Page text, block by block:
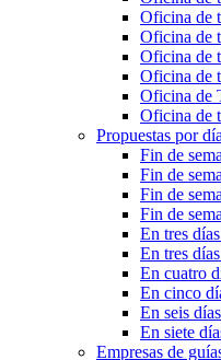
Oficina de
Oficina de
Oficina de
Oficina de
Oficina de
Oficina de
Propuestas por
Fin de
Fin de
Fin de
Fin de
En tres días
En tres
En cuatro
En cinco
En seis días
En siete
Empresas de